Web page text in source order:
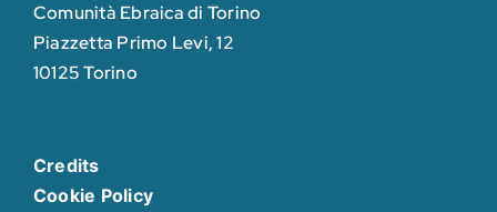
Comunità Ebraica di Torino
Piazzetta Primo Levi, 12
10125 Torino
Credits
Cookie Policy